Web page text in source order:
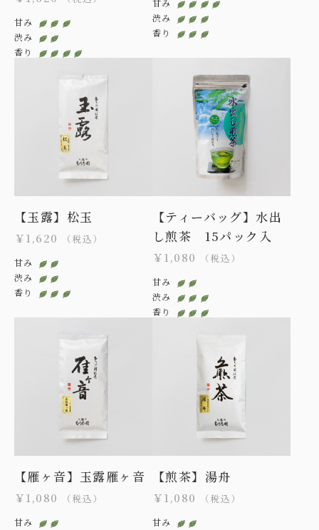
甘み
渋み
香り
甘み
渋み
香り
【玉露】松玉
￥1,620 （税込）
甘み
渋み
香り
【ティーバッグ】水出
し煎茶 15パック入
￥1,080 （税込）
甘み
渋み
香り
【雁ヶ音】玉露雁ヶ音
￥1,080 （税込）
甘み
【煎茶】湯舟
￥1,080 （税込）
甘み